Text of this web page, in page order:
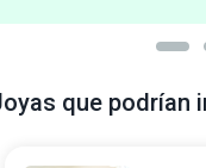
que podrían